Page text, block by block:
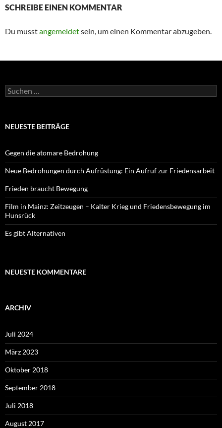
SCHREIBE EINEN KOMMENTAR
Du musstangemeldetsein, um einen Kommentar abzugeben.
Suchen
nach:
NEUESTE BEITRÄGE
Gegen die atomare Bedrohung
Neue Bedrohungen durch Aufrüstung: Ein Aufruf zur Friedensarbeit
Frieden braucht Bewegung
Film in Mainz: Zeitzeugen – Kalter Krieg und Friedensbewegung im
Hunsrück
Es gibt Alternativen
NEUESTE KOMMENTARE
ARCHIV
Juli 2024
März 2023
Oktober 2018
September 2018
Juli 2018
August 2017